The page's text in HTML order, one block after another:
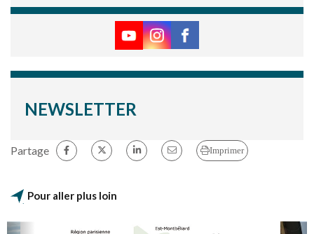
NEWSLETTER
Partage Imprimer
Pour aller plus loin